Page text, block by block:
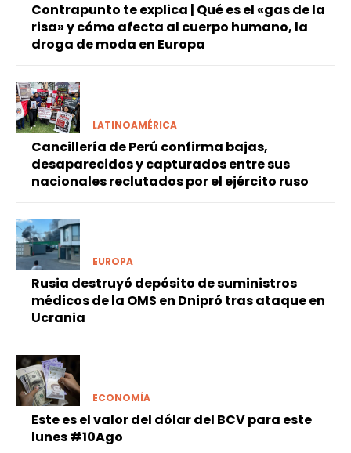
Contrapunto te explica | Qué es el «gas de la
risa» y cómo afecta al cuerpo humano, la
droga de moda en Europa
LATINOAMÉRICA
Cancillería de Perú confirma bajas,
desaparecidos y capturados entre sus
nacionales reclutados por el ejército ruso
EUROPA
Rusia destruyó depósito de suministros
médicos de la OMS en Dnipró tras ataque en
Ucrania
ECONOMÍA
Este es el valor del dólar del BCV para este
lunes #10Ago